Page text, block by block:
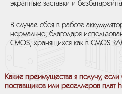
экранные заставки и
В случае сбоя в работе
нормально, благодаря
CMOS, хранящихся как в CMOS
Какие преимущества я получу,
поставщиков или реселлеров плат